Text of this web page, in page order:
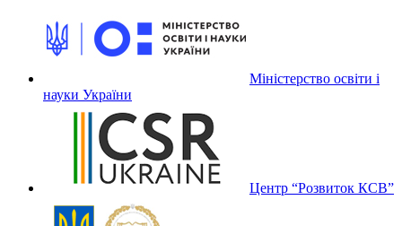
Міністерство освіти і
науки України
Центр “Розвиток КСВ”